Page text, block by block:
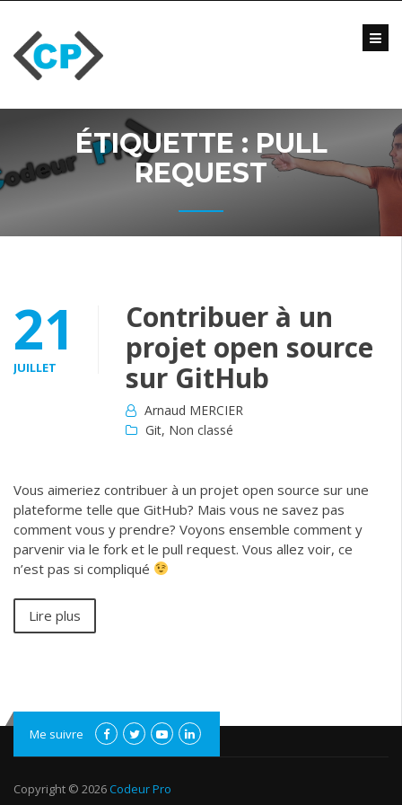
Blog
Vidéo
Formations
Entreprise
je
contacter
content
ÉTIQUETTE : PULL
REQUEST
21
JUILLET
Contribuer à un
projet open source
sur GitHub
Arnaud MERCIER
Git, Non classé
Vous aimeriez contribuer à un projet open source sur une
plateforme telle que GitHub? Mais vous ne savez pas
comment vous y prendre? Voyons ensemble comment y
parvenir via le fork et le pull request. Vous allez voir, ce
n’est pas si compliqué
Lire plus
Me suivre
Copyright © 2026Codeur Pro